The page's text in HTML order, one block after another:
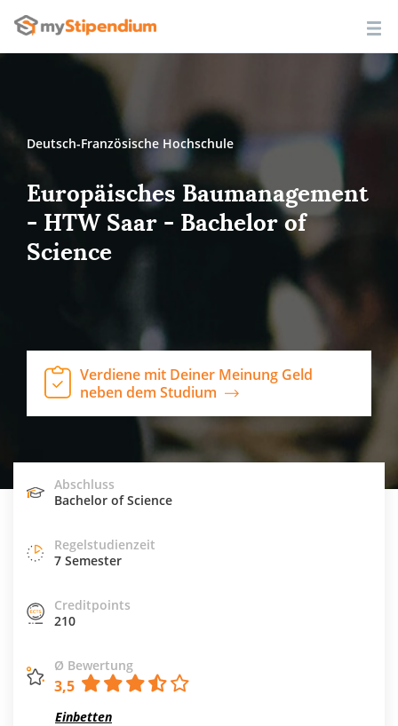
Deutsch-Französische Hochschule
Europäisches Baumanagement
- HTW Saar - Bachelor of
Science
Verdiene mit Deiner Meinung Geld
neben dem Studium
Abschluss
Bachelor of Science
Regelstudienzeit
7 Semester
Creditpoints
210
Ø Bewertung
3,5
Einbetten